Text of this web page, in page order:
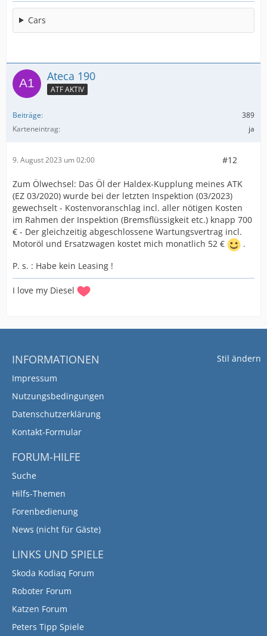
Cars
Ateca 190
ATF AKTIV
Beiträge
389
Karteneintrag
ja
9. August 2023 um 02:00 #12
Zum Ölwechsel: Das Öl der Haldex-Kupplung meines ATK
(EZ 03/2020) wurde bei der letzten Inspektion (03/2023)
gewechselt - Kostenvoranschlag incl. aller nötigen Kosten
im Rahmen der Inspektion (Bremsflüssigkeit etc.) knapp 700
€ - Der gleichzeitig abgeschlossene Wartungsvertrag incl.
Motoröl und Ersatzwagen kostet mich monatlich 52 €
.
P. s. : Habe kein Leasing !
I love my Diesel
Stil ändern
INFORMATIONEN
Impressum
Nutzungsbedingungen
Datenschutzerklärung
Kontakt-Formular
FORUM-HILFE
Suche
Hilfs-Themen
Forenbedienung
News (nicht für Gäste)
LINKS UND SPIELE
Skoda Kodiaq Forum
Roboter Forum
Katzen Forum
Peters Tipp Spiele